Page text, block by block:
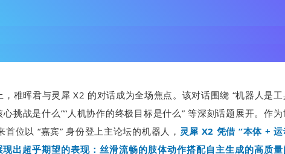
稚晖君与灵犀 X2 的对话成为全场焦点。该对话围绕 “机器人是工
心挑战是什么”“人机协作的终极目标是什么” 等深刻话题展开。作
位以 “嘉宾” 身份登上主论坛的机器人， 灵犀 X2 凭借 “本体 + 运
出超乎期望的表现：丝滑流畅的肢体动作搭配自主生成的高质量